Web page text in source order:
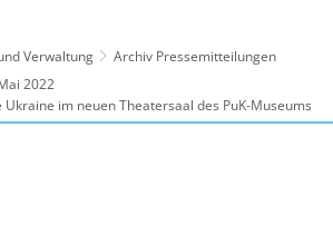
Verwaltung
Archiv Pressemitteilungen
2022
im neuen Theatersaal des PuK-Museums